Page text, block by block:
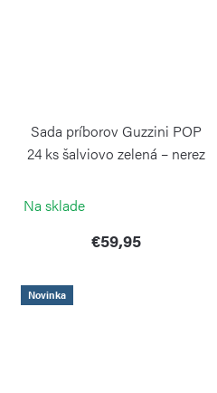
Sada príborov Guzzini POP
24 ks šalviovo zelená – nerez
Na sklade
€59,95
Novinka